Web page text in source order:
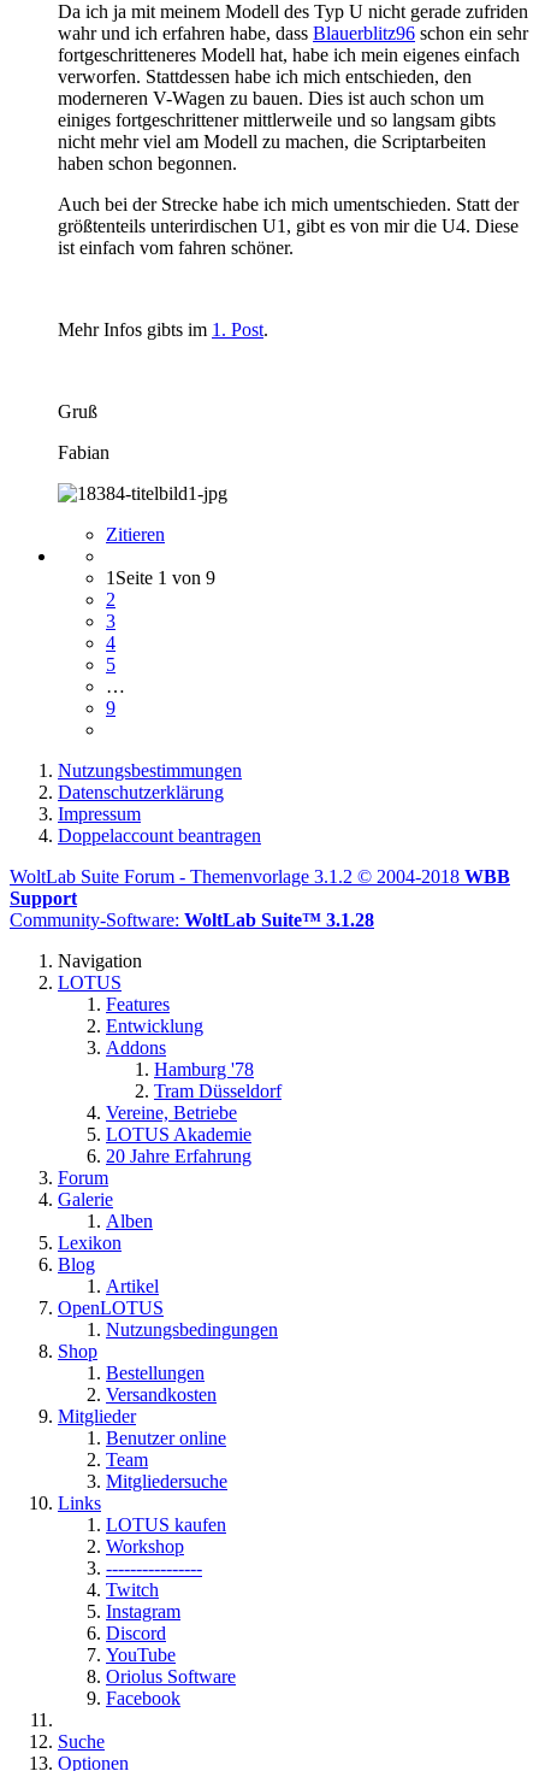
Da ich ja mit meinem Modell des Typ U nicht gerade zufriden
wahr und ich erfahren habe, dass Blauerblitz96 schon ein sehr
fortgeschritteneres Modell hat, habe ich mein eigenes einfach
verworfen. Stattdessen habe ich mich entschieden, den
moderneren V-Wagen zu bauen. Dies ist auch schon um
einiges fortgeschrittener mittlerweile und so langsam gibts
nicht mehr viel am Modell zu machen, die Scriptarbeiten
haben schon begonnen.
Auch bei der Strecke habe ich mich umentschieden. Statt der
größtenteils unterirdischen U1, gibt es von mir die U4. Diese
ist einfach vom fahren schöner.
Mehr Infos gibts im 1. Post.
Gruß
Fabian
Zitieren
1Seite 1 von 9
2
3
4
5
…
9
Nutzungsbestimmungen
Datenschutzerklärung
Impressum
Doppelaccount beantragen
WoltLab Suite Forum - Themenvorlage 3.1.2 © 2004-2018 WBB
Support
Community-Software: WoltLab Suite™ 3.1.28
Navigation
LOTUS
Features
Entwicklung
Addons
Hamburg '78
Tram Düsseldorf
Vereine, Betriebe
LOTUS Akademie
20 Jahre Erfahrung
Forum
Galerie
Alben
Lexikon
Blog
Artikel
OpenLOTUS
Nutzungsbedingungen
Shop
Bestellungen
Versandkosten
Mitglieder
Benutzer online
Team
Mitgliedersuche
Links
LOTUS kaufen
Workshop
----------------
Twitch
Instagram
Discord
YouTube
Oriolus Software
Facebook
Suche
Optionen